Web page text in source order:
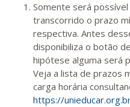
53dias
55dias
Somente será
transcorrido o prazo
respectiva. Antes
disponibiliza o botão
hipótese alguma será
Veja a lista de prazos
carga horária
https://